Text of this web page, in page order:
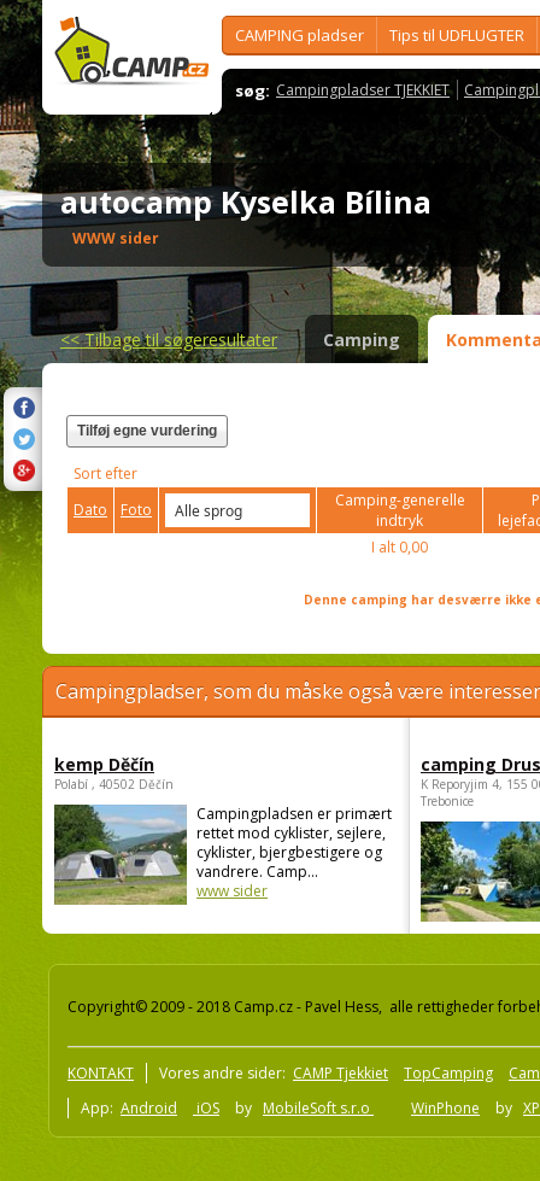
CAMPING pladser Tips til UDFLUGTER
søg: Campingpladser TJEKKIET
autocamp Kyselka Bílina
WWW sider
<<Tilbage til søgeresultater Camping
Tilføj egne vurdering
Sort efter
Dato
Foto
Camping-generelle
indtryk
I alt 0,00
Denne camping har desværre
Campingpladser, som du måske også være
kemp Děčín
Polabí , 40502 Děčín
Campingpladsen er primært
rettet mod cyklister, sejlere,
cyklister, bjergbestigere og
vandrere. Camp...
www sider
camping
K Reporyjim 4, 155
Trebonice
Copyright© 2009 - 2018 Camp.cz - Pavel Hess, alle rettigheder
KONTAKT Vores andre sider: CAMP Tjekkiet TopCamping
App: Android iOS by MobileSoft s.r.o WinPhone by